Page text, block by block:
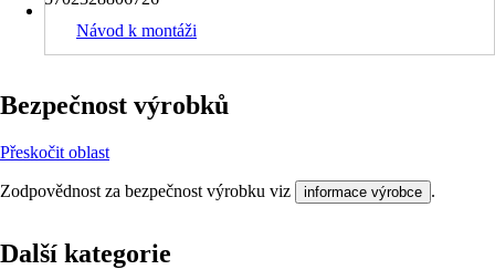
Návod k montáži
Bezpečnost výrobků
Přeskočit oblast
Zodpovědnost za bezpečnost výrobku viz informace výrobce .
Další kategorie